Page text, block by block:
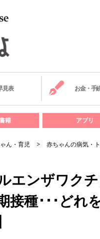
見表 お金・手
籍 アプリ
ん・育児 赤ちゃんの病気・
エンザワク
接種･･･どれ